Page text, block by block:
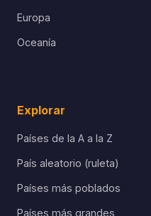
Europa
Oceanía
Explorar
Países de la A a la Z
País aleatorio (ruleta)
Países más poblados
Países más grandes